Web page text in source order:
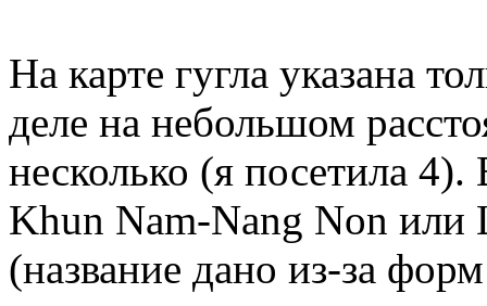
На карте гугла указана
деле на небольшом
несколько (я посетила 4).
Khun Nam-Nang Non или
(название дано из-за